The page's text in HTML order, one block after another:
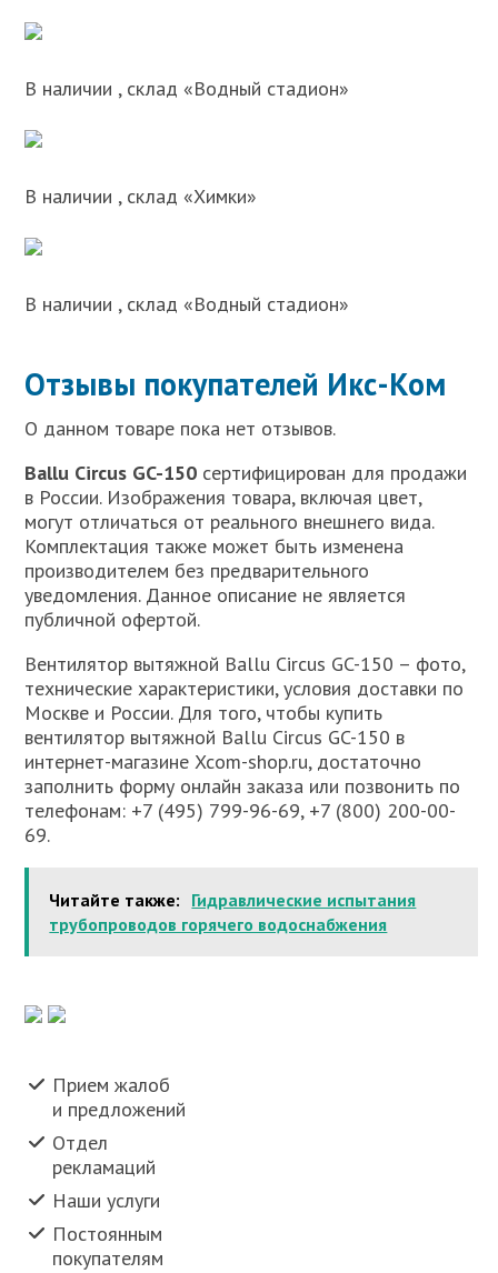
В наличии , склад «Водный стадион»
В наличии , склад «Химки»
В наличии , склад «Водный стадион»
Отзывы покупателей Икс-Ком
О данном товаре пока нет отзывов.
Ballu Circus GC-150 сертифицирован для продажи
в России. Изображения товара, включая цвет,
могут отличаться от реального внешнего вида.
Комплектация также может быть изменена
производителем без предварительного
уведомления. Данное описание не является
публичной офертой.
Вентилятор вытяжной Ballu Circus GC-150 – фото,
технические характеристики, условия доставки по
Москве и России. Для того, чтобы купить
вентилятор вытяжной Ballu Circus GC-150 в
интернет-магазине Xcom-shop.ru, достаточно
заполнить форму онлайн заказа или позвонить по
телефонам: +7 (495) 799-96-69, +7 (800) 200-00-
69.
Читайте также: Гидравлические испытания
трубопроводов горячего водоснабжения
Прием жалоб
и предложений
Отдел
рекламаций
Наши услуги
Постоянным
покупателям